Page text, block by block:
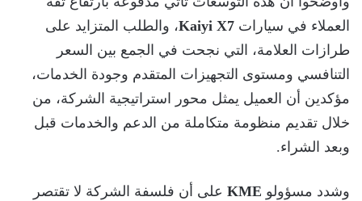
العملاء في سيارات Kaiyi X7، والطلب المتزايد على
طرازات العلامة، التي نجحت في الجمع بين السعر
التنافسي ومستوى التجهيزات المتقدم وجودة الخدمات،
مؤكدين أن العميل يمثل محور استراتيجية الشركة، من
خلال تقديم منظومة متكاملة من الدعم والخدمات قبل
وبعد الشراء.
وشدد مسؤولو KME على أن فلسفة الشركة لا تقتصر